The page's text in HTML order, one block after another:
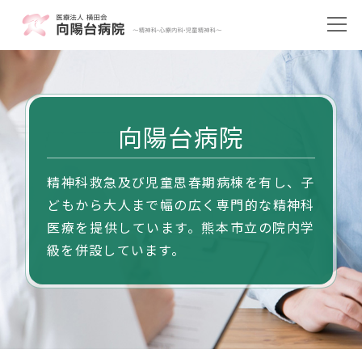
向陽台病院
精神科救急及び児童思春期病棟を有し、子
どもから大人まで幅の広く専門的な精神科
医療を提供しています。熊本市立の院内学
級を併設しています。